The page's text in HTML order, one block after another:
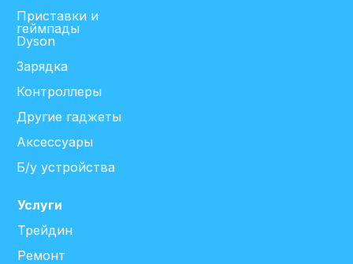
Услуги
Трейдин
Ремонт
Приставки и
геймпады
Dyson
Зарядка
Контроллеры
Другие гаджеты
Аксессуары
Б/у устройства